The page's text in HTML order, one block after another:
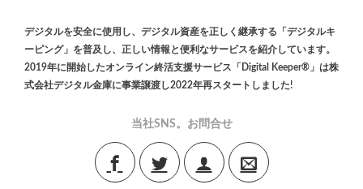
デジタルを安全に使用し、デジタル資産を正しく継承する「デジタルキ
ーピング」を普及し、正しい情報と便利なサービスを紹介しています。
2019年に開始したオンライン終活支援サービス「Digital Keeper®」は株
式会社デジタル金庫に事業譲渡し2022年再スタートしました!
当社SNS。お問合せ